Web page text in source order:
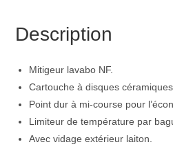
Description
Mitigeur lavabo NF.
Cartouche à disques
Point dur à mi-course pour
Limiteur de température par
Avec vidage extérieur laiton.